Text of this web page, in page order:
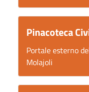
Pinacoteca
Portale esterno
Molajoli